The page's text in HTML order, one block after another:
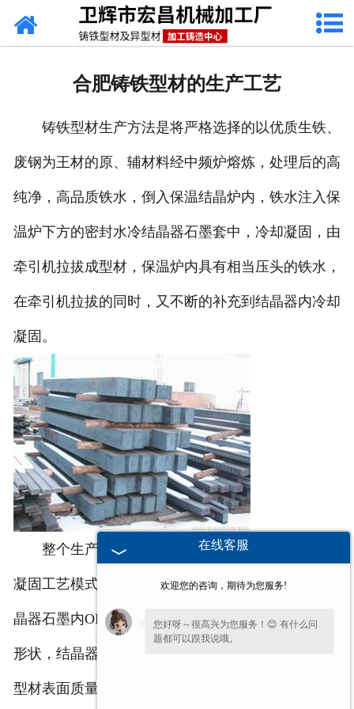
网站首页
生产设备
联系我们
合肥铸铁型材的生产工艺
铸铁型材生产方法是将严格选择的以优质生铁、
废钢为王材的原、辅材料经中频炉熔炼，处理后的高
纯净，高品质铁水，倒入保温结晶炉内，铁水注入保
温炉下方的密封水冷结晶器石墨套中，冷却凝固，由
牵引机拉拔成型材，保温炉内具有相当压头的铁水，
在牵引机拉拔的同时，又不断的补充到结晶器内冷却
凝固。
整个生产过程实现了大冒口补缩小
凝固工艺模式，保证所产棒坯致密、无内部缺陷，结
晶器石墨内OL形状、尺寸，决定了铸铁型材的截面
形状，结晶器石墨内孔的光洁度和耐高温性能决定了
型材表面质量和尺寸精度，而型材的长度尺寸则根据
在线客服
欢迎您的咨询，期待为您服务!
您好呀～很高兴为您服务！😊 有什么问
题都可以跟我说哦。